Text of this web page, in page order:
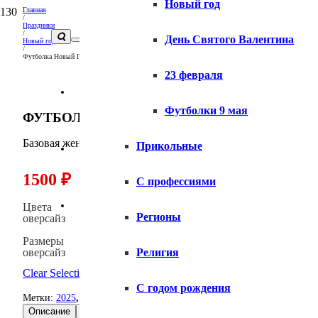
Новый год
День Святого Валентина
23 февраля
Футболки 9 мая
Прикольные
С профессиями
Регионы
Религия
С годом рождения
Главная
/
Праздники
/
Новый год
/
Футболка Новый Год
ФУТБОЛКА НОВЫЙ ГОД
Базовая женская футболка свободного кроя (оверсайз),
1500 ₽
Цвета
оверсайз
Размеры
оверсайз
Clear Selection
Метки: 2025,
Описание